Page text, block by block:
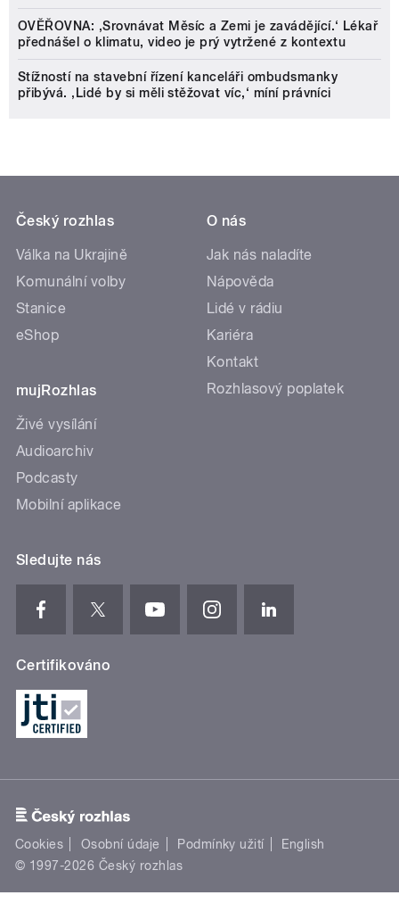
OVĚŘOVNA: ‚Srovnávat Měsíc a Zemi je zavádějící.‘ Lékař
přednášel o klimatu, video je prý vytržené z kontextu
Stížností na stavební řízení kanceláři ombudsmanky
přibývá. ‚Lidé by si měli stěžovat víc,‘ míní právníci
Český rozhlas
Válka na Ukrajině
Komunální volby
Stanice
eShop
mujRozhlas
Živé vysílání
Audioarchiv
Podcasty
Mobilní aplikace
O nás
Jak nás naladíte
Nápověda
Lidé v rádiu
Kariéra
Kontakt
Rozhlasový poplatek
Sledujte nás
Certifikováno
Cookies Osobní údaje Podmínky užití
English
© 1997-2026 Český rozhlas